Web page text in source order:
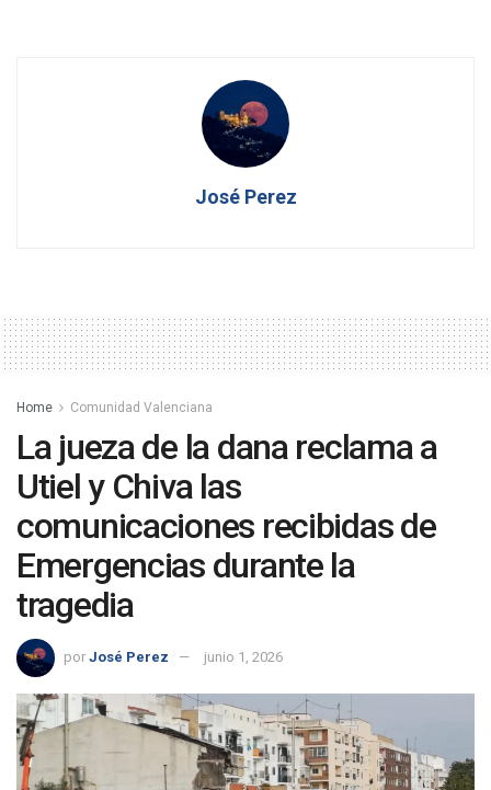
José Perez
Home Comunidad Valenciana
La jueza de la dana reclama a
Utiel y Chiva las
comunicaciones recibidas de
Emergencias durante la
tragedia
por José Perez junio 1, 2026